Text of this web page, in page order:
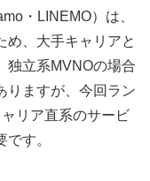
・LINEMO）は、
め、大手キャリアと
独立系MVNOの場合
りますが、今回ラン
リア直系のサービ
す。